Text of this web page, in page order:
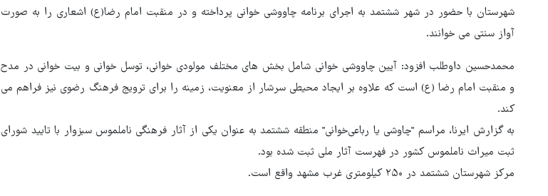
شهرستان با حضور در شهر ششتمد به اجرای برنامه چاووشی خوانی پرداخته و در منقبت امام رضا(ع) اشعاری را به صورت
آواز سنتی می خوانند.
محمدحسین داوطلب افزود: آیین چاووشی خوانی شامل بخش های مختلف مولودی خوانی، توسل خوانی و بیت خوانی در مدح
و منقبت امام رضا (ع) است که علاوه بر ایجاد محیطی سرشار از معنویت، زمینه را برای ترویج فرهنگ رضوی نیز فراهم می
کند.
به گزارش ایرنا، مراسم "چاوشی یا رباعی‌خوانی" منطقه ششتمد به عنوان یکی از آثار فرهنگی ناملموس سبزوار با تایید شورای
ثبت میراث ناملموس کشور در فهرست آثار ملی ثبت شده بود.
مرکز شهرستان ششتمد در ۲۵۰ کیلومتری غرب مشهد واقع است.
هماهنگی محور مقاومت، آمریکا را
در منطقه درمانده کرد
ترامپ نماد فساد، اقتدارگرایی و
جنگ‌طلبی است!